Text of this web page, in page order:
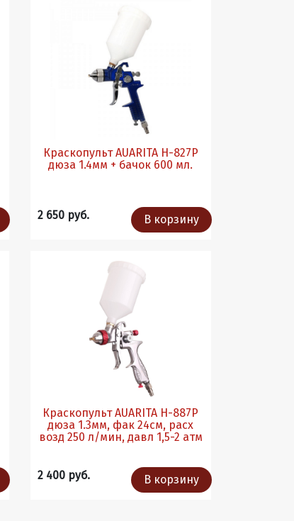
Краскопульт AUARITA H-827P
дюза 1.4мм + бачок 600 мл.
2 650 руб. В корзину
Краскопульт AUARITA H-887P
дюза 1.3мм, фак 24см, расх
возд 250 л/мин, давл 1,5-2 атм
2 400 руб. В корзину